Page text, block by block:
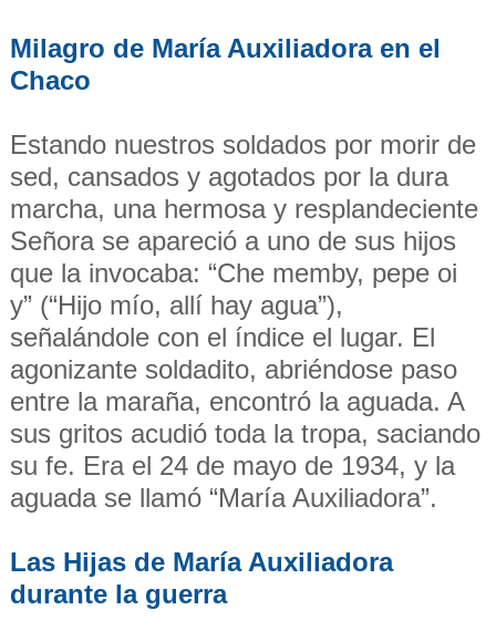
Milagro de María Auxiliadora en el
Chaco
Estando nuestros soldados por morir de
sed, cansados y agotados por la dura
marcha, una hermosa y resplandeciente
Señora se apareció a uno de sus hijos
que la invocaba: “Che memby, pepe oi
y” (“Hijo mío, allí hay agua”),
señalándole con el índice el lugar. El
agonizante soldadito, abriéndose paso
entre la maraña, encontró la aguada. A
sus gritos acudió toda la tropa, saciando
su fe. Era el 24 de mayo de 1934, y la
aguada se llamó “María Auxiliadora”.
Las Hijas de María Auxiliadora
durante la guerra